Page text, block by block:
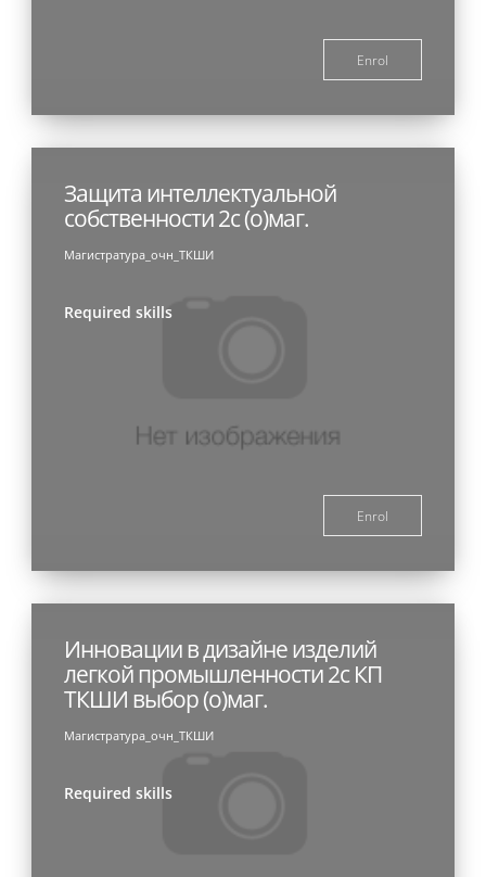
Enrol
Защита интеллектуальной
собственности 2с (о)маг.
Магистратура_очн_ТКШИ
Required skills
Enrol
Инновации в дизайне изделий
легкой промышленности 2с КП
ТКШИ выбор (о)маг.
Магистратура_очн_ТКШИ
Required skills